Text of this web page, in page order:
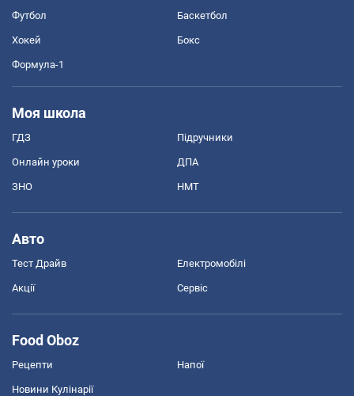
Футбол Баскетбол
Хокей Бокс
Формула-1
Моя школа
ГДЗ Підручники
Онлайн уроки ДПА
ЗНО НМТ
Авто
Тест Драйв Електромобілі
Акції Сервіс
Food Oboz
Рецепти Напої
Новини Кулінарії